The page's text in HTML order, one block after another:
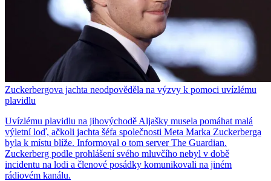
Zuckerbergova jachta neodpověděla na výzvy k pomoci uvízlému
plavidlu
Uvízlému plavidlu na jihovýchodě Aljašky musela pomáhat malá
výletní loď, ačkoli jachta šéfa společnosti Meta Marka Zuckerberga
byla k místu blíže. Informoval o tom server The Guardian.
Zuckerberg podle prohlášení svého mluvčího nebyl v době
incidentu na lodi a členové posádky komunikovali na jiném
rádiovém kanálu.